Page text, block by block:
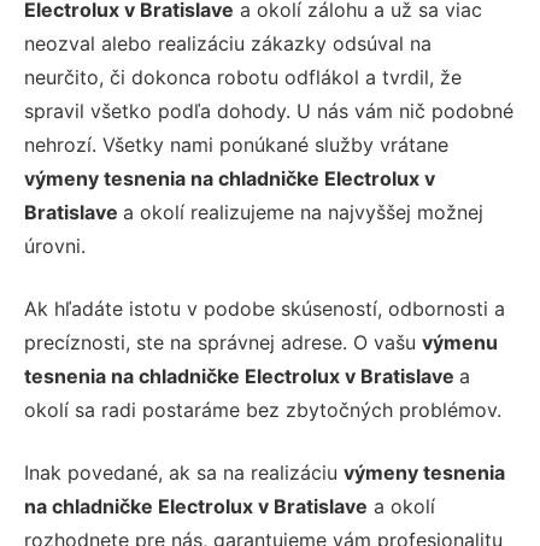
Electrolux v Bratislave a okolí zálohu a už sa viac
neozval alebo realizáciu zákazky odsúval na
neurčito, či dokonca robotu odflákol a tvrdil, že
spravil všetko podľa dohody. U nás vám nič podobné
nehrozí. Všetky nami ponúkané služby vrátane
výmeny tesnenia na chladničke Electrolux v
Bratislave a okolí realizujeme na najvyššej možnej
úrovni.
Ak hľadáte istotu v podobe skúseností, odbornosti a
precíznosti, ste na správnej adrese. O vašu výmenu
tesnenia na chladničke Electrolux v Bratislave a
okolí sa radi postaráme bez zbytočných problémov.
Inak povedané, ak sa na realizáciu výmeny tesnenia
na chladničke Electrolux v Bratislave a okolí
rozhodnete pre nás, garantujeme vám profesionalitu